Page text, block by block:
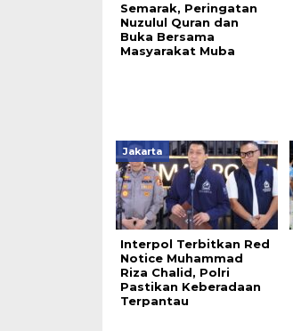
Semarak, Peringatan
Nuzulul Quran dan
Buka Bersama
Masyarakat Muba
Jakarta
Interpol Terbitkan Red
Notice Muhammad
Riza Chalid, Polri
Pastikan Keberadaan
Terpantau